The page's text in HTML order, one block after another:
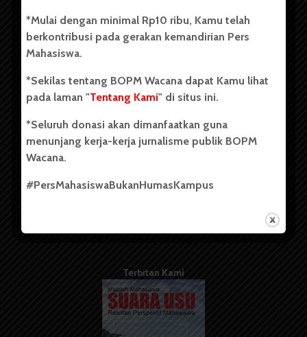
berdiri pada 1 Juli 1995.
Kontribusi
Info Iklan
Pedoman Media Siber
Kode Etik Jurnalistik
Terbitan Kami
*Mulai dengan minimal Rp10 ribu, Kamu telah
berkontribusi pada gerakan kemandirian Pers
Mahasiswa.
*Sekilas tentang BOPM Wacana dapat Kamu lihat
pada laman "Tentang Kami" di situs ini.
*Seluruh donasi akan dimanfaatkan guna
menunjang kerja-kerja jurnalisme publik BOPM
Wacana.
#PersMahasiswaBukanHumasKampus